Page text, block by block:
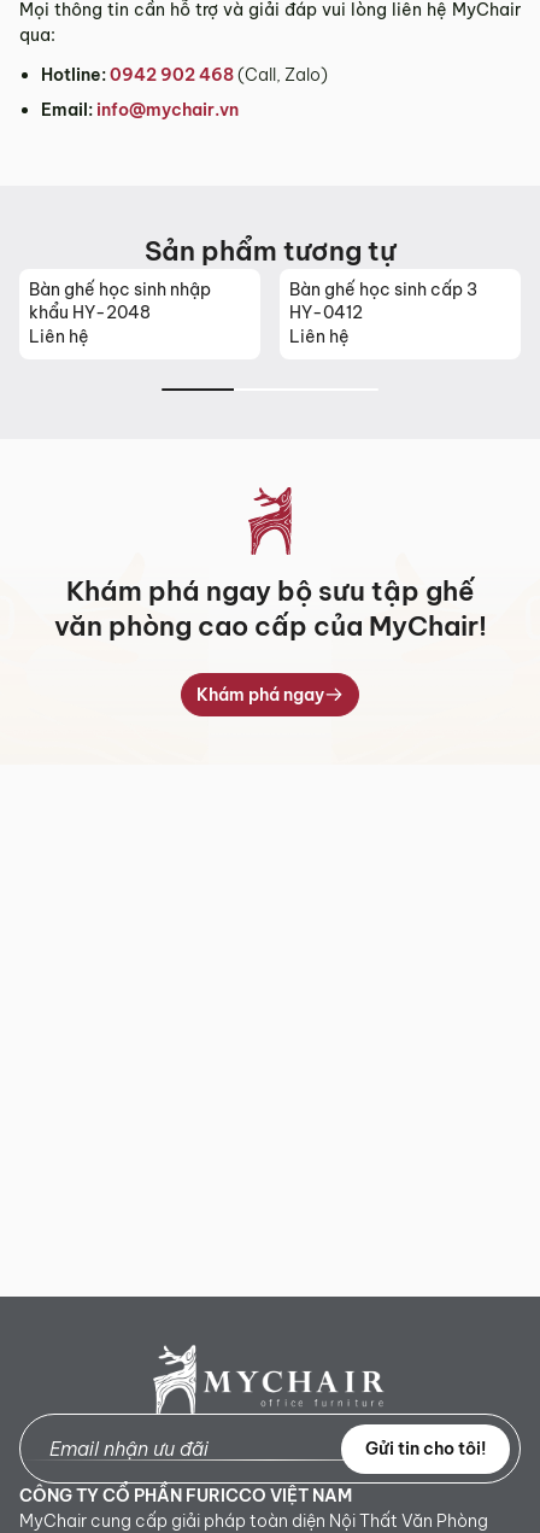
Mọi thông tin cần hỗ trợ và giải đáp vui lòng liên hệ MyChair
qua:
Hotline:0942 902 468(Call, Zalo)
Email: info@mychair.vn
Sản phẩm tương tự
Bàn ghế học sinh nhập
khẩu HY-2048
Liên hệ
Bàn ghế học sinh cấp 3
HY-0412
Liên hệ
Khám phá ngay bộ sưu tập ghế
văn phòng cao cấp của MyChair!
Khám phá ngay
Gửi tin cho tôi!
CÔNG TY CỔ PHẦN FURICCO VIỆT NAM
MyChair cung cấp giải pháp toàn diện Nội Thất Văn Phòng